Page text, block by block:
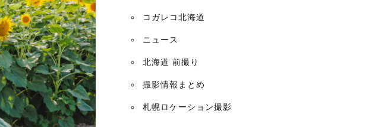
コガレコ北海道
ニュース
北海道 前撮り
撮影情報まとめ
札幌ロケーション撮影